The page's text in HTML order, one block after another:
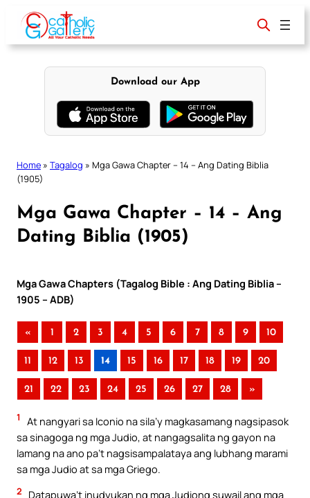
content
Download our App
Home » Tagalog » Mga Gawa Chapter – 14 – Ang Dating Biblia
(1905)
Mga Gawa Chapter – 14 – Ang
Dating Biblia (1905)
Mga Gawa Chapters (Tagalog Bible : Ang Dating Biblia –
1905 – ADB)
« 1 2 3 4 5 6 7 8 9 10
11 12 13 14 15 16 17 18 19 20
21 22 23 24 25 26 27 28 »
1
At nangyari sa Iconio na sila’y magkasamang nagsipasok
sa sinagoga ng mga Judio, at nangagsalita ng gayon na
lamang na ano pa’t nagsisampalataya ang lubhang marami
sa mga Judio at sa mga Griego.
2
Datapuwa’t inudyukan ng mga Judiong suwail ang mga